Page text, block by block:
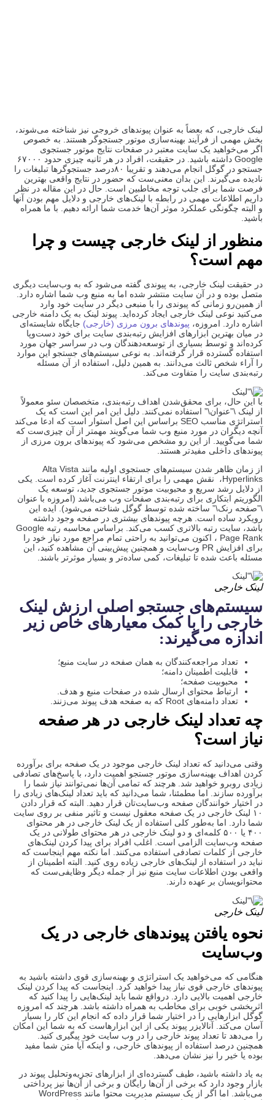
لینک خارجی، که بعضاً به عنوان پیوندهای خروجی نیز شناخته می‌شوند،
بخش مهمی از فرآیند بهینه‌سازی موتور جستجوگر هستند. به خصوص
اگر می‌خواهید یک سایت معتبر در صفحات نتایج موتور جستجوی
Google داشته باشید. در حقیقت، افراد در هر ثانیه چیزی حدود ۶۷۰۰۰
جستجو در گوگل انجام می‌دهند و تقریبا ۸۰درصد جستجوگرها تبلیغات را
نادیده می‌گیرند. این بدان معنی‌ست که حضور در نتایج واقعی بهترین
فرصت شما برای جلب توجه مخاطبین است. حال در این مقاله در نظر
داریم اطلاعات مهمی در رابطه با لینک‌های خارجی و دلایل مهم بودن آنها
و البته چگونگی عملکرد موثر آن‌ها خدمت شما ارائه دهیم. با ما همراه
باشید.
منظور از لینک خارجی چیست و چرا
مهم است؟
در حقیقت لینک خارجی، به پیوندی گفته می‌شود که به وب‌سایت دیگری
متصل بوده و در آن سایت منتشر شده اما به منبع وب شما اشاره دارد.
از همین‌رو زمانی که پیوندی را با منبعی دیگر در سایت خود وارد
می‌کنید نوعی لینک خارجی ایجاد کرده‌اید. پیوند لینک به یک دامنه خارجی
اشاره دارد. امروزه،پیوندهای برون مرزی (خارجی) جایگاه شایسته‌ای
در میان بهترین ابزارهای افزایش رتبه‌بندی سایت برای خود دست‌وپا
کرده‌اند و توسط بسیاری از توسعه‌دهندگان وب در سراسر جهان مورد
استفاده گسترده قرار گرفته‌اند. به نوعی سیستم‌های جستجو این موارد
را آراء شخص ثالث می‌دانند. به همین دلیل، استفاده از آن مسئله
رتبه‌بندی سایت را متفاوت می‌کند.
با این حال، برای محقق‌شدن اهداف رتبه‌بندی، متخصصان سئو معمولاً
از لینک \”عنوان\” استفاده نمی‌کنند. دلیل این امر این است که یک
استراتژی مناسب SEO براساس این اصل استوار است که ادعا می‌کند
آنچه دیگران در مورد منبع وب شما می‌گویند مهمتر از آن چیزی‌ست که
شما می‌گویید. از این رو مشخص می‌شود که پیوندهای برون مرزی از
پیوندهای داخلی مفیدتر هستند.
از زمان ظاهر شدن سیستم‌های جستجوی اولیه مانند Alta Vista
،Hyperlinks نقش مهمی را برای ارتقاء اینترنت آغاز کرده است. یکی
از دلایل رشد سریع و محبوبیت موتور جستجوی جدید، توسعه یک
الگوریتم ابتکاری برای رتبه‌بندی صفحات وب می‌باشد (امروزه با عنوان
\”صفحه رنک\” ساخته شده توسط گوگل شناخته می‌شود). ایده این
رویکرد ساده است. هرچه پیوندهای بیشتری در صفحه وجود داشته
باشد، سایت رتبه بالاتری کسب می‌کند. براساس محاسبه رتبه Google
Page Rank ، اکنون می‌توانید به راحتی تمام مراجع مورد نیاز خود را
برای افزایش PR وب‌سایت و همچنین پیش‌بینی آن مشاهده کنید، این
مسئله باعث شده تا تبلیغات، کمی ساده‌تر و بسیار موثرتر باشند.
لینک خارجی
سیستم‌های جستجو اصلی ارزش لینک
خارجی را با کمک معیارهای خاص زیر
اندازه می‌گیرند:
تعداد مراجعه‌کنندگان به همان صفحه در سایت منبع؛
قابلیت اطمینان دامنه؛
محبوبیت صفحه؛
ارتباط محتوای ارسال شده در صفحات منبع و هدف.
تعداد دامنه‌های Root که به صفحه هدف پیوند می‌زنند.
چه تعداد لینک خارجی در هر صفحه
نیاز است؟
وقتی می‌دانید که تعداد لینک خارجی موجود در یک صفحه برای برآورده
کردن اهداف بهینه‌سازی موتور جستجو اهمیت دارد، با پاسخ‌های تصادفی
زیادی روبرو خواهید شد. هرچند که تمامی آن‌ها نمی‌توانند نیاز شما را
برآورده سازند. اما مطمئنا، شما می‌دانید که باید تعداد لینک‌های زیادی را
در اختیار خوانندگان صفحه وب‌سایت‌تان قرار دهید. البته که قرار دادن
۱۰ لینک خارجی در یک صفحه معقول نیست و تاثیر منفی بر روی سایت
شما دارد. اما به‌طور کلی استفاده از یک لینک خارجی در هر محتوای
۴۰۰ یا ۵۰۰ کلمه‌ای و دو لینک خارجی در هر محتوای طولانی در یک
صفحه وب‌سایت الزامی است. اغلب افراد برای پیدا کردن لینک‌های
خارجی از کلمات تصادفی استفاده می‌کنند. اما نکته مهم اینجاست که
نباید در استفاده از لینک‌های خارجی زیاده روی کنید. البته اطمینان از
واقعی بودن اطلاعات سایت منبع نیز از جمله دیگر وظایفی‌ست که
محتوانویسان بر عهده دارند.
لینک خارجی
نحوه یافتن پیوندهای خارجی در یک
وب‌سایت
هنگامی که می‌خواهید یک استراتژی و بهینه‌سازی قوی داشته باشید به
پیوندهای خارجی قوی نیاز پیدا خواهید کرد. اینجاست که پیدا کردن لینک‌
خارجی اهمیت بالایی دارد. درواقع شما باید لینک‌هایی را پیدا کنید که
اثربخشی خوبی برای مخاطب به همراه داشته باشد. هرچند که امروزه
گوگل ابزارهایی را در اختیار شما قرار داده که انجام این کار را بسیار
آسان می‌کند. آنالایزر پیوند یکی از این ابزارهاست که به شما این امکان
را می‌دهد تا تعداد پیوند خارجی را در وب سایت خود پیگیری کنید.
همچنین درصد استفاده از پیوندهای خارجی، و اینکه آیا متن شما مفید
بوده یا خیر را نیز نشان می‌دهد.
به یاد داشته باشید، طیف گسترده‌ای از ابزارهای تجزیه‌وتحلیل پیوند در
بازار وجود دارد که برخی از آن‌ها رایگان و برخی از آن‌ها نیز پرداختی
می‌باشد. اما اگر از یک سیستم مدیریت محتوا مانند WordPress